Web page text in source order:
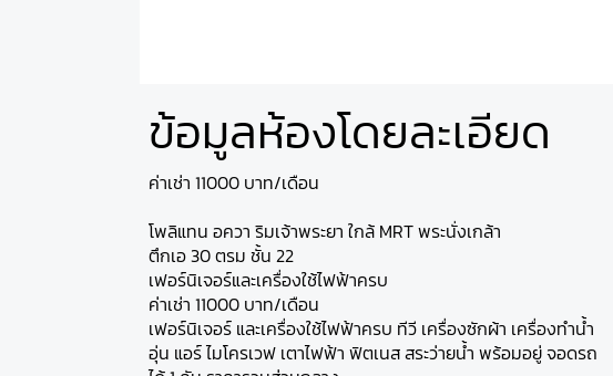
ข้อมูลห้องโดยละเอียด
ค่าเช่า 11000 บาท/เดือน
โพลิแทน อควา ริมเจ้าพระยา ใกล้ MRT พระนั่งเกล้า
ตึกเอ 30 ตรม ชั้น 22
เฟอร์นิเจอร์และเครื่องใช้ไฟฟ้าครบ
ค่าเช่า 11000 บาท/เดือน
เฟอร์นิเจอร์ และเครื่องใช้ไฟฟ้าครบ ทีวี เครื่องซักผ้า เครื่องทำน้ำ
อุ่น แอร์ ไมโครเวฟ เตาไฟฟ้า ฟิตเนส สระว่ายน้ำ พร้อมอยู่ จอดรถ